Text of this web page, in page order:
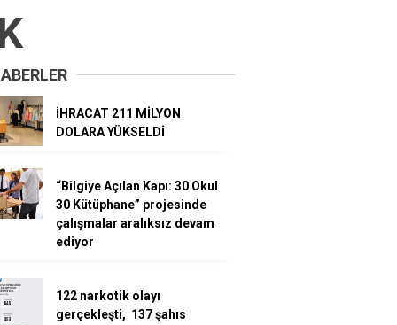
İHRACAT 211 MİLYON
DOLARA YÜKSELDİ
“Bilgiye Açılan Kapı: 30 Okul
30 Kütüphane” projesinde
çalışmalar aralıksız devam
ediyor
122 narkotik olayı
gerçekleşti, 137 şahıs